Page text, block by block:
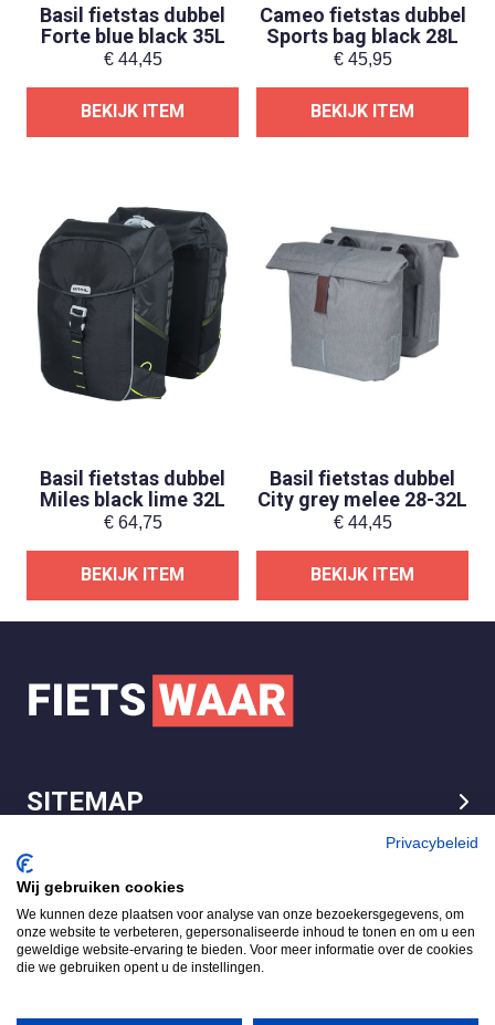
Basil fietstas dubbel
Forte blue black 35L
€44,45
BEKIJK ITEM
Cameo fietstas dubbel
Sports bag black 28L
€45,95
BEKIJK ITEM
Basil fietstas dubbel
Miles black lime 32L
€64,75
BEKIJK ITEM
Basil fietstas dubbel
City grey melee 28-32L
€44,45
BEKIJK ITEM
SITEMAP
LEGAL
FietsWaar.nl
4.7
Gebaseerd op 540 reviews
Privacybeleid
Wij gebruiken cookies
We kunnen deze plaatsen voor analyse van onze bezoekersgegevens, om
onze website te verbeteren, gepersonaliseerde inhoud te tonen en om u een
geweldige website-ervaring te bieden. Voor meer informatie over de cookies
die we gebruiken opent u de instellingen.